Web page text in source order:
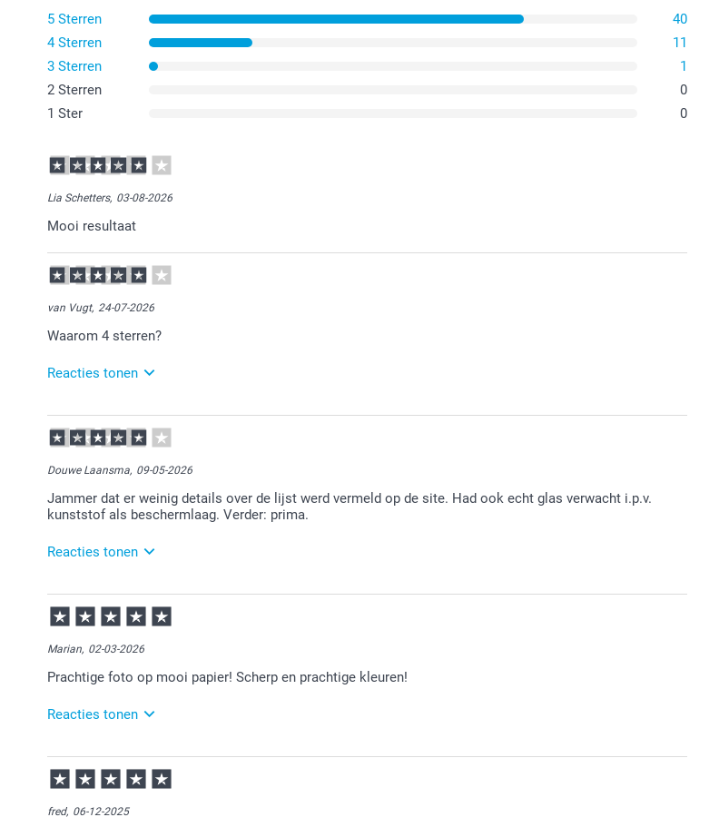
5 Sterren
40
4 Sterren
11
3 Sterren
1
2 Sterren
0
1 Ster
0
Lia Schetters, 03-08-2026
Mooi resultaat
van Vugt, 24-07-2026
Waarom 4 sterren?
Reacties tonen
28-07-2026
14:38
Veel plezier van de poster!
Douwe Laansma, 09-05-2026
Jammer dat er weinig details over de lijst werd vermeld op de site. Had ook echt glas verwacht i.p.v.
kunststof als beschermlaag. Verder: prima.
Reacties tonen
11-05-2026
12:07
Dat is vervelend te lezen.
Marian, 02-03-2026
Prachtige foto op mooi papier! Scherp en prachtige kleuren!
Reacties tonen
03-03-2026
12:31
Bedankt voor je review. Fijn om te horen dat je tevreden bent over je ontvangen foto. Heel veel
plezier ervan!
fred, 06-12-2025